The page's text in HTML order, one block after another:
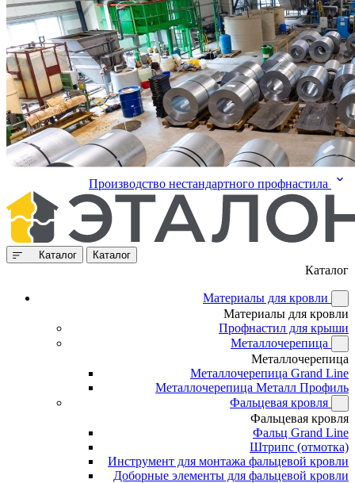
Производство нестандартного профнастила
Каталог Каталог
Каталог
Материалы для кровли
Материалы для кровли
Профнастил для крыши
Металлочерепица
Металлочерепица
Металлочерепица Grand Line
Металлочерепица Металл Профиль
Фальцевая кровля
Фальцевая кровля
Фальц Grand Line
Штрипс (отмотка)
Инструмент для монтажа фальцевой кровли
Доборные элементы для фальцевой кровли